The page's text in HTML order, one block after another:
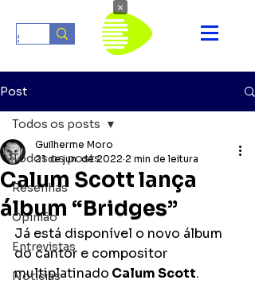
Post
Todos os posts
Resenhas
Opinião
Entrevistas
Notícias
Todos os posts
Calum Scott lança
álbum “Bridges”
Guilherme Moro
21 de jun. de 2022 2 min de leitura
Já está disponível o novo álbum
do cantor e compositor
multiplatinado Calum Scott.
×